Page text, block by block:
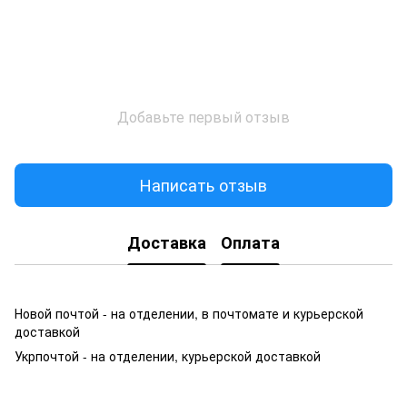
Добавьте первый отзыв
Написать отзыв
Доставка Оплата
Новой почтой - на отделении, в почтомате и курьерской
доставкой
Укрпочтой - на отделении, курьерской доставкой